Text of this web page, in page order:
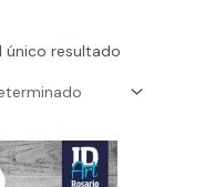
único resultado